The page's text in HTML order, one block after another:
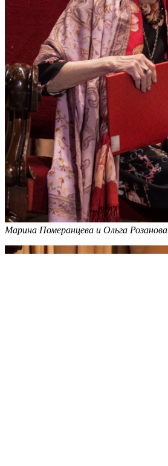
Марина Померанцева и Ольга